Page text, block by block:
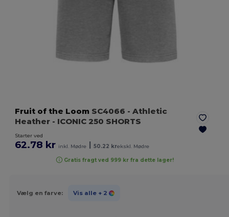
Fruit of the Loom SC4066 - Athletic
Heather - ICONIC 250 SHORTS
Starter ved
62.78 kr inkl. Mødre 50.22 krekskl. Mødre
Gratis fragt ved 999 kr fra dette lager!
Vælg en farve: Vis alle + 2